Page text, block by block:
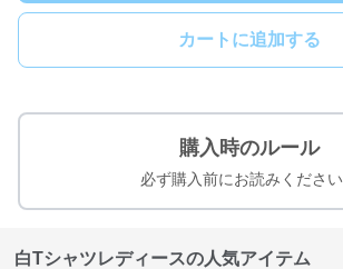
カートに追加する
購入時のルール
必ず購入前にお読みください
白Tシャツレディースの人気アイテム